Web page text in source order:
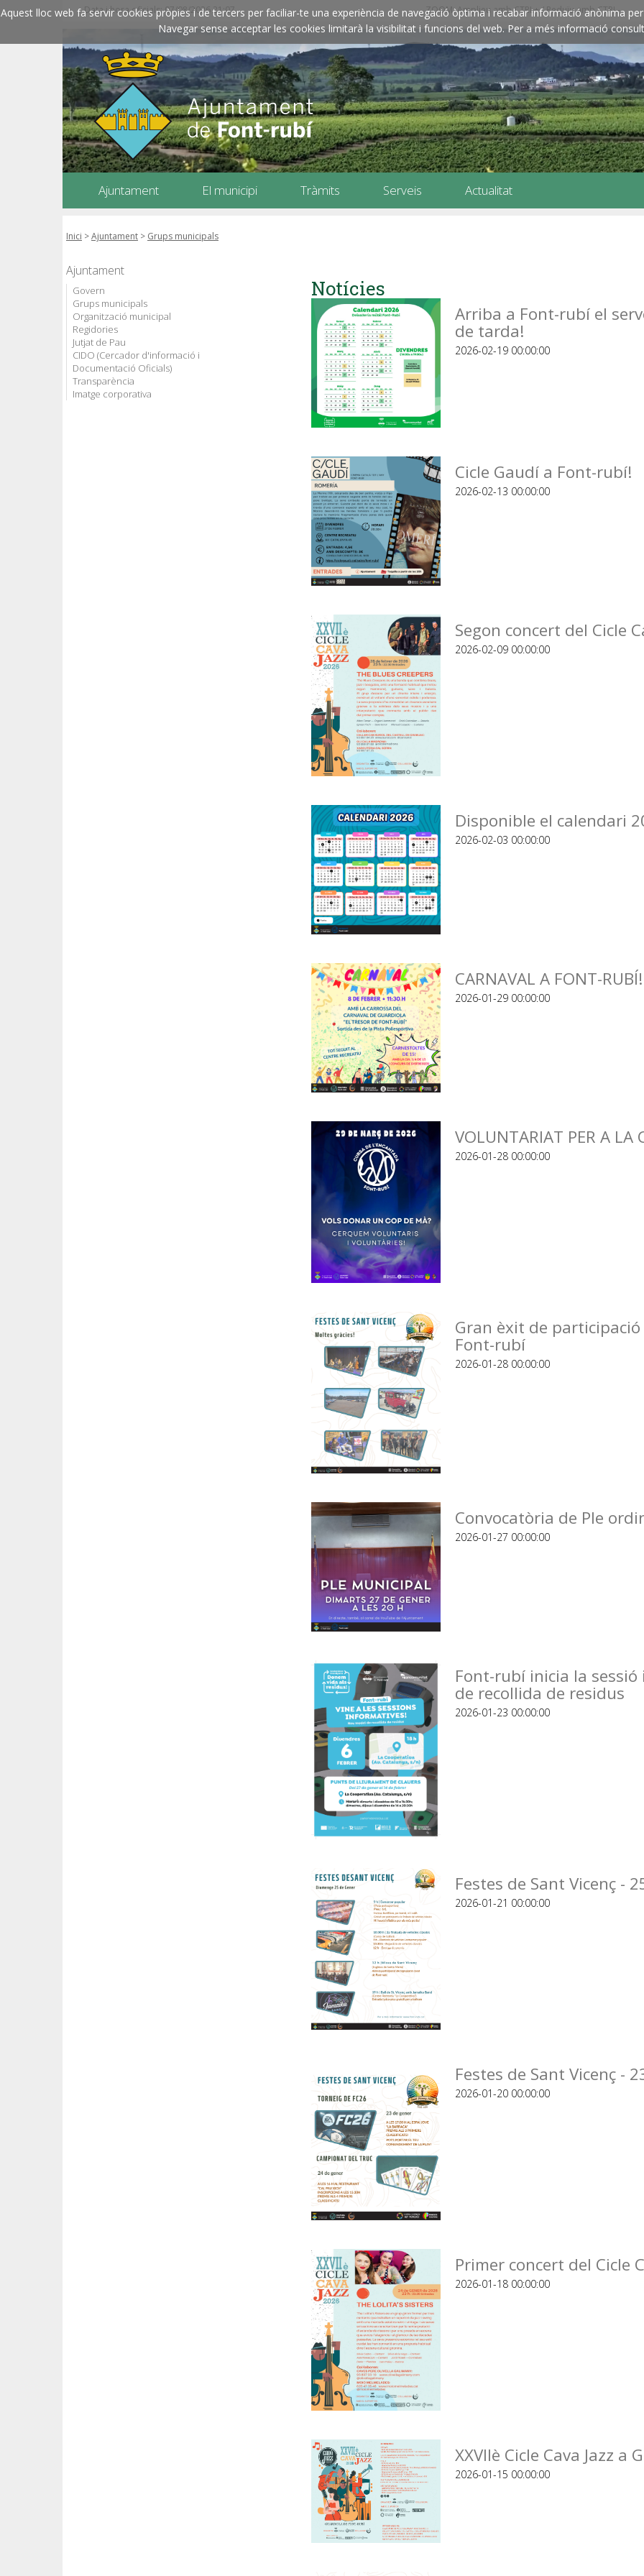
Aquest lloc web fa servir cookies pròpies i de tercers per faciliar-te una experiència de navegació òptima i recabar informació anònima
Navegar sense acceptar les cookies limitarà la visibilitat i funcions del web. Per a més informació
Data i hora oficials: 07/08/2026 21:07 ZOOM: Amplieu amb CTRL+ / Reduïu amb CTRL-
Ajuntament El municipi Tràmits Serveis Actualitat
Inici >Ajuntament > Grups municipals
Ajuntament
Govern
Grups municipals
Organització municipal
Regidories
Jutjat de Pau
CIDO (Cercador d'informació i
Documentació Oficials)
Transparència
Imatge corporativa
Notícies
Arriba a Font-rubí el
de tarda!
2026-02-19 00:00:00
Cicle Gaudí a Font-rubí!
2026-02-13 00:00:00
Segon concert del Cicle
2026-02-09 00:00:00
Disponible el calendari
2026-02-03 00:00:00
CARNAVAL A FONT-RUBÍ!
2026-01-29 00:00:00
VOLUNTARIAT PER A LA
2026-01-28 00:00:00
Gran èxit de participació
Font-rubí
2026-01-28 00:00:00
Convocatòria de Ple
2026-01-27 00:00:00
Font-rubí inicia la
de recollida de residus
2026-01-23 00:00:00
Festes de Sant Vicenç -
2026-01-21 00:00:00
Festes de Sant Vicenç -
2026-01-20 00:00:00
Primer concert del Cicle
2026-01-18 00:00:00
XXVIIè Cicle Cava Jazz
2026-01-15 00:00:00